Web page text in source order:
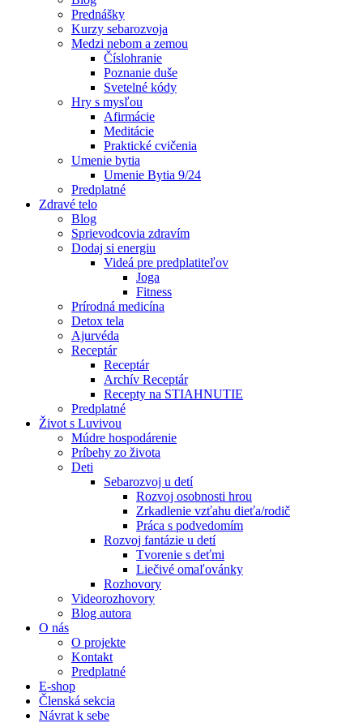
Prednášky
Kurzy sebarozvoja
Medzi nebom a zemou
Číslohranie
Poznanie duše
Svetelné kódy
Hry s mysľou
Afirmácie
Meditácie
Praktické cvičenia
Umenie bytia
Umenie Bytia 9/24
Predplatné
Zdravé telo
Blog
Sprievodcovia zdravím
Dodaj si energiu
Videá pre predplatiteľov
Joga
Fitness
Prírodná medicína
Detox tela
Ajurvéda
Receptár
Receptár
Archív Receptár
Recepty na STIAHNUTIE
Predplatné
Život s Luvivou
Múdre hospodárenie
Príbehy zo života
Deti
Sebarozvoj u detí
Rozvoj osobnosti hrou
Zrkadlenie vzťahu dieťa/rodič
Práca s podvedomím
Rozvoj fantázie u detí
Tvorenie s deťmi
Liečivé omaľovánky
Rozhovory
Videorozhovory
Blog autora
O nás
O projekte
Kontakt
Predplatné
E-shop
Členská sekcia
Návrat k sebe